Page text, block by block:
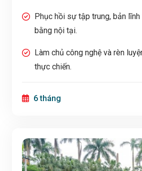
Phục hồi sự tập trung, bản
bằng nội tại.
Làm chủ công nghệ và rèn
thực chiến.
6 tháng